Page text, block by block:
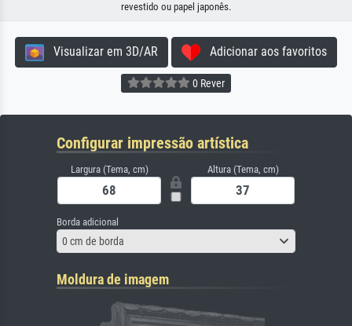
revestido ou papel japonês.
Visualizar em 3D/AR Adicionar aos favoritos
0 Rever
Configurar impressão artística
Largura (Tema, cm) Altura (Tema, cm)
Borda adicional
0 cm de borda
Moldura de imagem